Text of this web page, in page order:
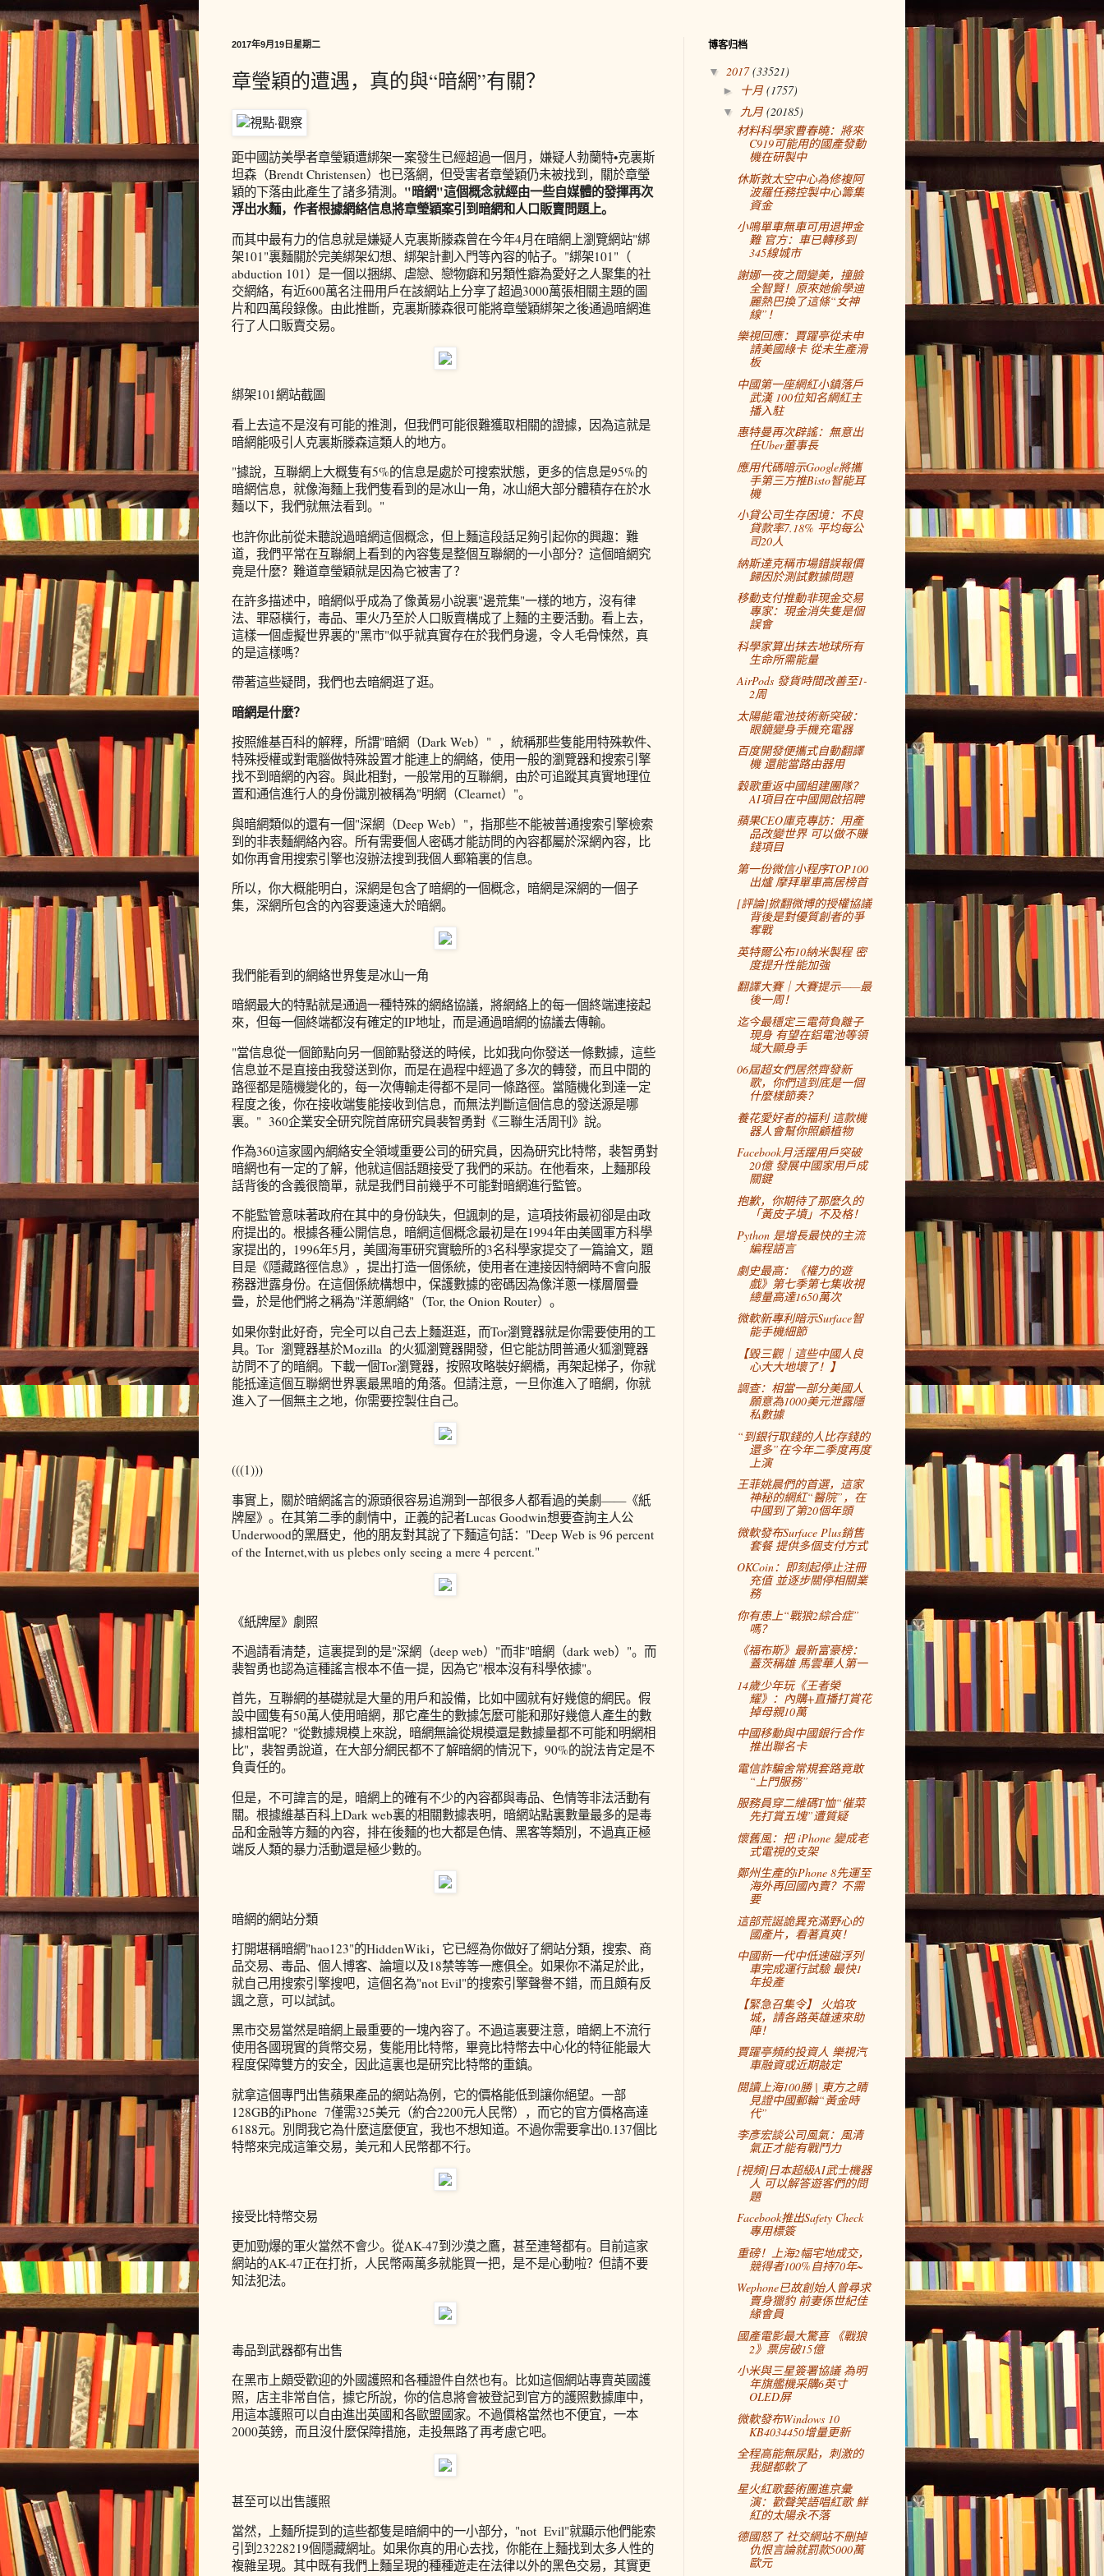
2017年9月19日星期二
章瑩穎的遭遇，真的與“暗網”有關？
距中國訪美學者章瑩穎遭綁架一案發生已經超過一個月，嫌疑人勃蘭特•克裏斯
坦森（Brendt Christensen）也已落網，但受害者章瑩穎仍未被找到，關於章瑩
穎的下落由此產生了諸多猜測。 "暗網"這個概念就經由一些自媒體的發揮再次
浮出水麵，作者根據網絡信息將章瑩穎案引到暗網和人口販賣問題上。
而其中最有力的信息就是嫌疑人克裏斯滕森曾在今年4月在暗網上瀏覽網站"綁
架101"裏麵關於完美綁架幻想、綁架計劃入門等內容的帖子。"綁架101"（
abduction 101）是一個以捆綁、虐戀、戀物癖和另類性癖為愛好之人聚集的社
交網絡，有近600萬名注冊用戶在該網站上分享了超過3000萬張相關主題的圖
片和四萬段錄像。由此推斷，克裏斯滕森很可能將章瑩穎綁架之後通過暗網進
行了人口販賣交易。
綁架101網站截圖
看上去這不是沒有可能的推測，但我們可能很難獲取相關的證據，因為這就是
暗網能吸引人克裏斯滕森這類人的地方。
"據說，互聯網上大概隻有5%的信息是處於可搜索狀態，更多的信息是95%的
暗網信息，就像海麵上我們隻看到的是冰山一角，冰山絕大部分體積存在於水
麵以下，我們就無法看到。"
也許你此前從未聽說過暗網這個概念，但上麵這段話足夠引起你的興趣：難
道，我們平常在互聯網上看到的內容隻是整個互聯網的一小部分？這個暗網究
竟是什麼？難道章瑩穎就是因為它被害了？
在許多描述中，暗網似乎成為了像黃易小說裏"邊荒集"一樣的地方，沒有律
法、罪惡橫行，毒品、軍火乃至於人口販賣構成了上麵的主要活動。看上去，
這樣一個虛擬世界裏的"黑市"似乎就真實存在於我們身邊，令人毛骨悚然，真
的是這樣嗎？
帶著這些疑問，我們也去暗網逛了逛。
暗網是什麼？
按照維基百科的解釋，所謂"暗網（Dark Web）" ，統稱那些隻能用特殊軟件、
特殊授權或對電腦做特殊設置才能連上的網絡，使用一般的瀏覽器和搜索引擎
找不到暗網的內容。與此相對，一般常用的互聯網，由於可追蹤其真實地理位
置和通信進行人的身份識別被稱為"明網（Clearnet）"。
與暗網類似的還有一個"深網（Deep Web）"，指那些不能被普通搜索引擎檢索
到的非表麵網絡內容。所有需要個人密碼才能訪問的內容都屬於深網內容，比
如你再會用搜索引擎也沒辦法搜到我個人郵箱裏的信息。
所以，你大概能明白，深網是包含了暗網的一個概念，暗網是深網的一個子
集，深網所包含的內容要遠遠大於暗網。
我們能看到的網絡世界隻是冰山一角
暗網最大的特點就是通過一種特殊的網絡協議，將網絡上的每一個終端連接起
來，但每一個終端都沒有確定的IP地址，而是通過暗網的協議去傳輸。
"當信息從一個節點向另一個節點發送的時候，比如我向你發送一條數據，這些
信息並不是直接由我發送到你，而是在過程中經過了多次的轉發，而且中間的
路徑都是隨機變化的，每一次傳輸走得都不是同一條路徑。當隨機化到達一定
程度之後，你在接收端隻能接收到信息，而無法判斷這個信息的發送源是哪
裏。" 360企業安全研究院首席研究員裴智勇對《三聯生活周刊》說。
作為360這家國內網絡安全領域重要公司的研究員，因為研究比特幣，裴智勇對
暗網也有一定的了解，他就這個話題接受了我們的采訪。在他看來，上麵那段
話背後的含義很簡單，就是我們目前幾乎不可能對暗網進行監管。
不能監管意味著政府在其中的身份缺失，但諷刺的是，這項技術最初卻是由政
府提出的。根據各種公開信息，暗網這個概念最初是在1994年由美國軍方科學
家提出的，1996年5月，美國海軍研究實驗所的3名科學家提交了一篇論文，題
目是《隱藏路徑信息》，提出打造一個係統，使用者在連接因特網時不會向服
務器泄露身份。在這個係統構想中，保護數據的密碼因為像洋蔥一樣層層疊
疊，於是他們將之稱為"洋蔥網絡"（Tor, the Onion Router）。
如果你對此好奇，完全可以自己去上麵逛逛，而Tor瀏覽器就是你需要使用的工
具。Tor 瀏覽器基於Mozilla 的火狐瀏覽器開發，但它能訪問普通火狐瀏覽器
訪問不了的暗網。下載一個Tor瀏覽器，按照攻略裝好網橋，再架起梯子，你就
能抵達這個互聯網世界裏最黑暗的角落。但請注意，一旦你進入了暗網，你就
進入了一個無主之地，你需要控製住自己。
(((1)))
事實上，關於暗網謠言的源頭很容易追溯到一部很多人都看過的美劇——《紙
牌屋》。在其第二季的劇情中，正義的記者Lucas Goodwin想要查詢主人公
Underwood的黑曆史，他的朋友對其說了下麵這句話："Deep Web is 96 percent
of the Internet,with us plebes only seeing a mere 4 percent."
《紙牌屋》劇照
不過請看清楚，這裏提到的是"深網（deep web）"而非"暗網（dark web）"。而
裴智勇也認為這種謠言根本不值一提，因為它"根本沒有科學依據"。
首先，互聯網的基礎就是大量的用戶和設備，比如中國就有好幾億的網民。假
設中國隻有50萬人使用暗網，那它產生的數據怎麼可能和那好幾億人產生的數
據相當呢？"從數據規模上來說，暗網無論從規模還是數據量都不可能和明網相
比"，裴智勇說道，在大部分網民都不了解暗網的情況下，90%的說法肯定是不
負責任的。
但是，不可諱言的是，暗網上的確有不少的內容都與毒品、色情等非法活動有
關。根據維基百科上Dark web裏的相關數據表明，暗網站點裏數量最多的是毒
品和金融等方麵的內容，排在後麵的也大都是色情、黑客等類別，不過真正極
端反人類的暴力活動還是極少數的。
暗網的網站分類
打開堪稱暗網"hao123"的HiddenWiki，它已經為你做好了網站分類，搜索、商
品交易、毒品、個人博客、論壇以及18禁等等一應俱全。如果你不滿足於此，
就自己用搜索引擎搜吧，這個名為"not Evil"的搜索引擎聲譽不錯，而且頗有反
諷之意，可以試試。
黑市交易當然是暗網上最重要的一塊內容了。不過這裏要注意，暗網上不流行
使用各國現實的貨幣交易，隻能用比特幣，畢竟比特幣去中心化的特征能最大
程度保障雙方的安全，因此這裏也是研究比特幣的重鎮。
就拿這個專門出售蘋果產品的網站為例，它的價格能低到讓你絕望。一部
128GB的iPhone 7僅需325美元（約合2200元人民幣），而它的官方價格高達
6188元。別問我它為什麼這麼便宜，我也不想知道。不過你需要拿出0.137個比
特幣來完成這筆交易，美元和人民幣都不行。
接受比特幣交易
更加勁爆的軍火當然不會少。從AK-47到沙漠之鷹，甚至連弩都有。目前這家
網站的AK-47正在打折，人民幣兩萬多就能買一把，是不是心動啦？但請不要
知法犯法。
毒品到武器都有出售
在黑市上頗受歡迎的外國護照和各種證件自然也有。比如這個網站專賣英國護
照，店主非常自信，據它所說，你的信息將會被登記到官方的護照數據庫中，
用這本護照可以自由進出英國和各歐盟國家。不過價格當然也不便宜，一本
2000英鎊，而且沒什麼保障措施，走投無路了再考慮它吧。
甚至可以出售護照
當然，上麵所提到的這些都隻是暗網中的一小部分，"not Evil"就顯示他們能索
引到23228219個隱藏網址。如果你真的用心去找，你能在上麵找到太多人性的
複雜呈現。其中既有我們上麵呈現的種種遊走在法律以外的黑色交易，其實更
博客归档
▼ 2017(33521)
► 十月(1757)
▼ 九月(20185)
材料科學家曹春曉：將來
C919可能用的國產發動
機在研製中
休斯敦太空中心為修複阿
波羅任務控製中心籌集
資金
小鳴單車無車可用退押金
難 官方：車已轉移到
345線城市
謝娜一夜之間變美，撞臉
全智賢！原來她偷學迪
麗熱巴換了這條“女神
線”！
樂視回應：賈躍亭從未申
請美國綠卡 從未生產滑
板
中國第一座網紅小鎮落戶
武漢 100位知名網紅主
播入駐
惠特曼再次辟謠：無意出
任Uber董事長
應用代碼暗示Google將攜
手第三方推Bisto智能耳
機
小貸公司生存困境：不良
貸款率7.18% 平均每公
司20人
納斯達克稱市場錯誤報價
歸因於測試數據問題
移動支付推動非現金交易
專家：現金消失隻是個
誤會
科學家算出抹去地球所有
生命所需能量
AirPods 發貨時間改善至1-
2周
太陽能電池技術新突破：
眼鏡變身手機充電器
百度開發便攜式自動翻譯
機 還能當路由器用
穀歌重返中國組建團隊？
AI項目在中國開啟招聘
蘋果CEO庫克專訪：用產
品改變世界 可以做不賺
錢項目
第一份微信小程序TOP100
出爐 摩拜單車高居榜首
[評論]掀翻微博的授權協議
背後是對優質創者的爭
奪戰
英特爾公布10納米製程 密
度提升性能加強
翻譯大賽｜大賽提示——最
後一周！
迄今最穩定三電荷負離子
現身 有望在鋁電池等領
域大顯身手
06屆超女們居然齊發新
歌，你們這到底是一個
什麼樣節奏？
養花愛好者的福利 這款機
器人會幫你照顧植物
Facebook月活躍用戶突破
20億 發展中國家用戶成
關鍵
抱歉，你期待了那麼久的
「黃皮子墳」不及格！
Python 是增長最快的主流
編程語言
劇史最高：《權力的遊
戲》第七季第七集收視
總量高達1650萬次
微軟新專利暗示Surface智
能手機細節
【毀三觀｜這些中國人良
心大大地壞了！】
調查：相當一部分美國人
願意為1000美元泄露隱
私數據
“到銀行取錢的人比存錢的
還多”在今年二季度再度
上演
王菲姚晨們的首選，這家
神秘的網紅“醫院”，在
中國到了第20個年頭
微軟發布Surface Plus銷售
套餐 提供多個支付方式
OKCoin：即刻起停止注冊
充值 並逐步關停相關業
務
你有患上“戰狼2綜合症”
嗎？
《福布斯》最新富豪榜：
蓋茨稱雄 馬雲華人第一
14歲少年玩《王者榮
耀》：內購+直播打賞花
掉母親10萬
中國移動與中國銀行合作
推出聯名卡
電信詐騙舍常規套路竟敢
“上門服務”
服務員穿二維碼T恤“催菜
先打賞五塊”遭質疑
懷舊風：把 iPhone 變成老
式電視的支架
鄭州生產的iPhone 8先運至
海外再回國內賣？不需
要
這部荒誕詭異充滿野心的
國產片，看著真爽！
中國新一代中低速磁浮列
車完成運行試驗 最快1
年投產
【緊急召集令】 火焰攻
城，請各路英雄速來助
陣！
賈躍亭頻約投資人 樂視汽
車融資或近期敲定
閱讀上海100勝 | 東方之睛
見證中國郵輪“黃金時
代”
李彥宏談公司風氣：風清
氣正才能有戰鬥力
[視頻]日本超級AI武士機器
人 可以解答遊客們的問
題
Facebook推出Safety Check
專用標簽
重磅！上海2幅宅地成交，
競得者100%自持70年~
Wephone已故創始人曾尋求
賣身獵豹 前妻係世紀佳
緣會員
國產電影最大驚喜 《戰狼
2》票房破15億
小米與三星簽署協議 為明
年旗艦機采購6英寸
OLED屏
微軟發布Windows 10
KB4034450增量更新
全程高能無尿點，刺激的
我腿都軟了
星火紅歌藝術團進京彙
演：歡聲笑語唱紅歌 鮮
紅的太陽永不落
德國怒了 社交網站不刪掉
仇恨言論就罰款5000萬
歐元